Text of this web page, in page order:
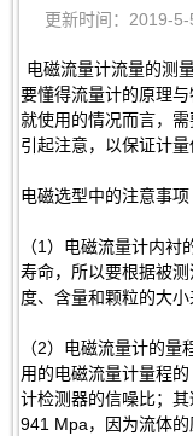
更新时间：2019-
电磁流量计流量的测
要懂得流量计的原理与
就使用的情况而言，
引起注意，以保证计量
电磁选型中的注意事项
（1）电磁流量计内
寿命，所以要根据被
度、含量和颗粒的大小
（2）电磁流量计的
用的电磁流量计量程
计检测器的信噪比；
941 Mpa，因为流体